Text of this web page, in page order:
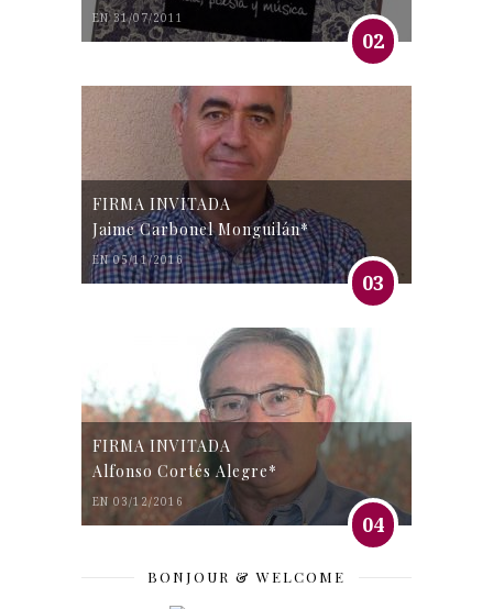
EN 31/07/2011
02
FIRMA INVITADA
Jaime Carbonel Monguilán*
EN 05/11/2016
03
FIRMA INVITADA
Alfonso Cortés Alegre*
EN 03/12/2016
04
BONJOUR & WELCOME